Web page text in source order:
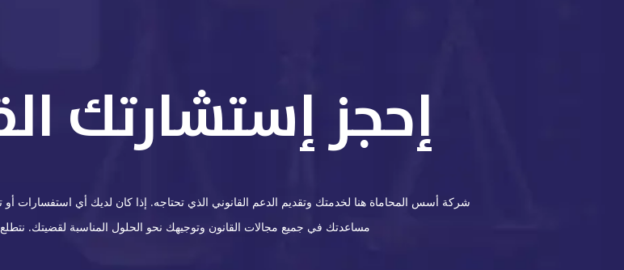
إحجز إستشارتك
شركة أسس المحاماة هنا لخدمتك وتقديم الدعم القانوني الذي تحتاجه. إذا كان لديك أي استفسارات
مساعدتك في جميع مجالات القانون وتوجيهك نحو الحلول المناسبة لقضيتك.